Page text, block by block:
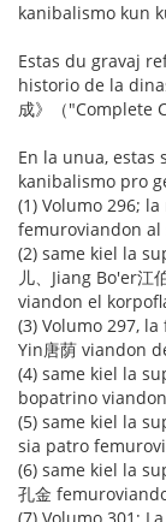
kanibalismo kun
Estas du gravaj
historio de la
成》（"Complete
En la unua, estas
kanibalismo pro
(1) Volumo 296;
femuroviandon al
(2) same kiel la
儿、Jiang Bo'er
viandon el
(3) Volumo 297,
Yin唐荫 viandon
(4) same kiel la
bopatrino
(5) same kiel la
sia patro
(6) same kiel la
孔金